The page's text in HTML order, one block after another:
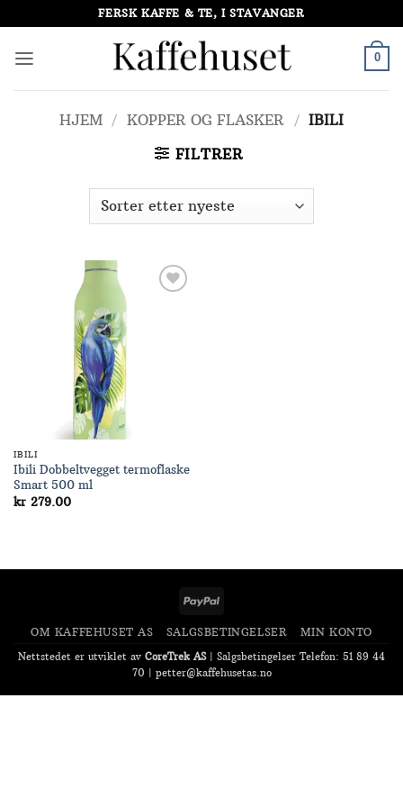
to
content
FERSK KAFFE & TE, I STAVANGER
0
HJEM / KOPPER OG FLASKER / IBILI
FILTRER
IBILI
Ibili Dobbeltvegget termoflaske
Smart 500 ml
kr279.00
PayPal
OM KAFFEHUSET AS SALGSBETINGELSER MIN KONTO
Nettstedet er utviklet av CoreTrek AS| Salgsbetingelser Telefon: 51 89 44
70 | petter@kaffehusetas.no